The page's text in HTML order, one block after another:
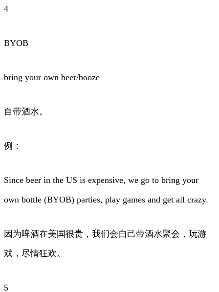
4
BYOB
bring your own beer/booze
自带酒水。
例：
Since beer in the US is expensive, we go to bring your
own bottle (BYOB) parties, play games and get all crazy.
因为啤酒在美国很贵，我们会自己带酒水聚会，玩游
戏，尽情狂欢。
5